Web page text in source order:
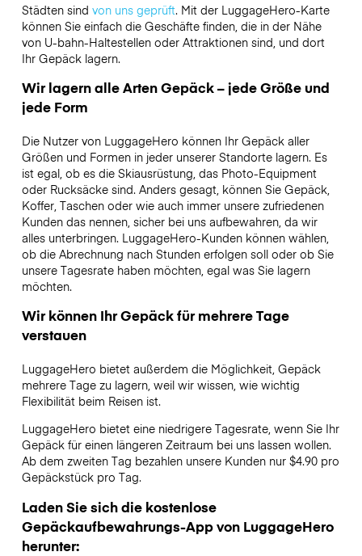
Städten sind von uns geprüft. Mit der LuggageHero-Karte
können Sie einfach die Geschäfte finden, die in der Nähe
von U-bahn-Haltestellen oder Attraktionen sind, und dort
Ihr Gepäck lagern.
Wir lagern alle Arten Gepäck – jede Größe und
jede Form
Die Nutzer von LuggageHero können Ihr Gepäck aller
Größen und Formen in jeder unserer Standorte lagern. Es
ist egal, ob es die Skiausrüstung, das Photo-Equipment
oder Rucksäcke sind. Anders gesagt, können Sie Gepäck,
Koffer, Taschen oder wie auch immer unsere zufriedenen
Kunden das nennen, sicher bei uns aufbewahren, da wir
alles unterbringen. LuggageHero-Kunden können wählen,
ob die Abrechnung nach Stunden erfolgen soll oder ob Sie
unsere Tagesrate haben möchten, egal was Sie lagern
möchten.
Wir können Ihr Gepäck für mehrere Tage
verstauen
LuggageHero bietet außerdem die Möglichkeit, Gepäck
mehrere Tage zu lagern, weil wir wissen, wie wichtig
Flexibilität beim Reisen ist.
LuggageHero bietet eine niedrigere Tagesrate, wenn Sie Ihr
Gepäck für einen längeren Zeitraum bei uns lassen wollen.
Ab dem zweiten Tag bezahlen unsere Kunden nur $4.90 pro
Gepäckstück pro Tag.
Laden Sie sich die kostenlose
Gepäckaufbewahrungs-App von LuggageHero
herunter: